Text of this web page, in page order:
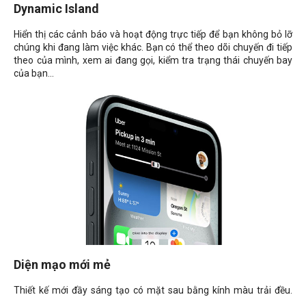
Dynamic Island
Hiển thị các cảnh báo và hoạt động trực tiếp để bạn không bỏ lỡ
chúng khi đang làm việc khác. Bạn có thể theo dõi chuyến đi tiếp
theo của mình, xem ai đang gọi, kiểm tra trạng thái chuyến bay
của bạn...
Diện mạo mới mẻ
Thiết kế mới đầy sáng tạo có mặt sau bằng kính màu trải đều.